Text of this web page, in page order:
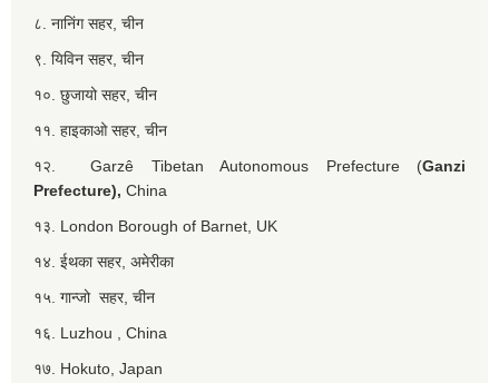
८. नानिंग सहर, चीन
९. यिविन सहर, चीन
१०. छुजायो सहर, चीन
११. हाइकाओ सहर, चीन
१२. Garzê Tibetan Autonomous Prefecture (Ganzi
Prefecture), China
१३. London Borough of Barnet, UK
१४. ईथका सहर, अमेरीका
१५. गान्जो सहर, चीन
१६. Luzhou , China
१७. Hokuto, Japan